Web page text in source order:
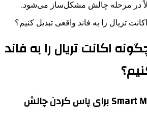
در مرحله چالش مشکل‌ساز می‌شود.
اکانت تریال را به فاند